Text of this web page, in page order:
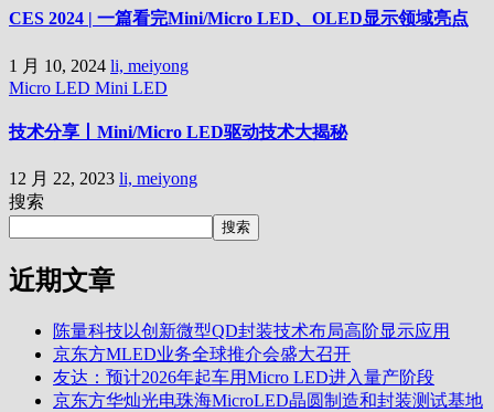
CES 2024 | 一篇看完Mini/Micro LED、OLED显示领域亮点
1 月 10, 2024 li, meiyong
Micro LED Mini LED
技术分享丨Mini/Micro LED驱动技术大揭秘
12 月 22, 2023 li, meiyong
搜索
搜索
近期文章
陈量科技以创新微型QD封装技术布局高阶显示应用
京东方MLED业务全球推介会盛大召开
友达：预计2026年起车用Micro LED进入量产阶段
京东方华灿光电珠海MicroLED晶圆制造和封装测试基地